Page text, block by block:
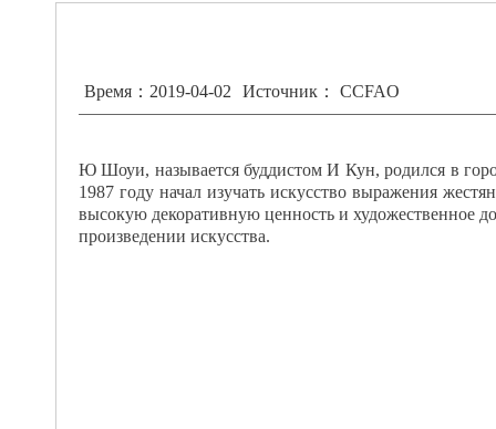
Время：2019-04-02 Источник： CCFAO
Ю Шоуи, называется буддистом И Кун, родился в
1987 году начал изучать искусство выражения
высокую декоративную ценность и художественное
произведении искусства.